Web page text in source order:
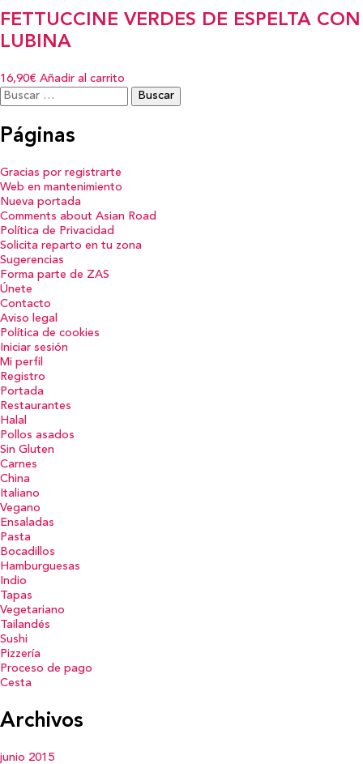
FETTUCCINE VERDES DE ESPELTA CON
LUBINA
16,90€ Añadir al carrito
Buscar:
Páginas
Gracias por registrarte
Web en mantenimiento
Nueva portada
Comments about Asian Road
Política de Privacidad
Solicita reparto en tu zona
Sugerencias
Forma parte de ZAS
Únete
Contacto
Aviso legal
Política de cookies
Iniciar sesión
Mi perfil
Registro
Portada
Restaurantes
Halal
Pollos asados
Sin Gluten
Carnes
China
Italiano
Vegano
Ensaladas
Pasta
Bocadillos
Hamburguesas
Indio
Tapas
Vegetariano
Tailandés
Sushi
Pizzería
Proceso de pago
Cesta
Archivos
junio 2015